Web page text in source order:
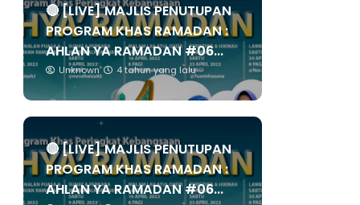
🔴 [LIVE] MAJLIS PENUTUPAN
PROGRAM KHAS RAMADAN :
AHLAN YA RAMADAN #06...
Unknown 4 tahun yang lalu
🔴 [LIVE] MAJLIS PENUTUPAN
PROGRAM KHAS RAMADAN :
AHLAN YA RAMADAN #06...